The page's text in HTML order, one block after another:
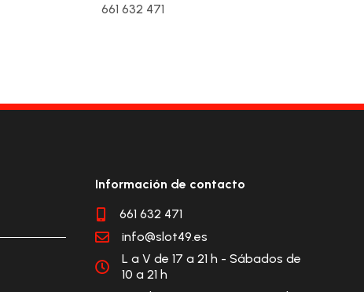
661 632 471
Información de contacto
 661 632 471
 info@slot49.es

L a V de 17 a 21 h - Sábados de
10 a 21 h